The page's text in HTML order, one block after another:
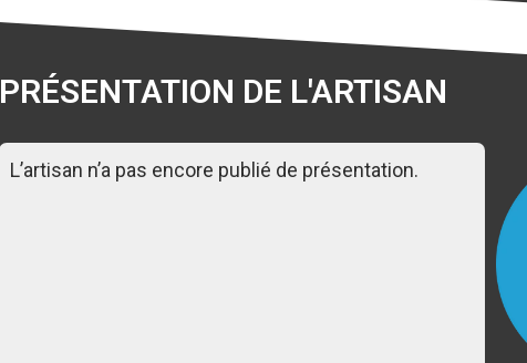
PRÉSENTATION DE L'ARTISAN
L’artisan n’a pas encore publié de présentation.